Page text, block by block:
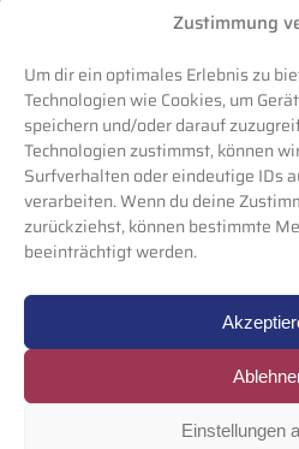
Zustimmung
Um dir ein optimales Erlebnis zu
Technologien wie Cookies, um
speichern und/oder darauf
Technologien zustimmst, können
Surfverhalten oder eindeutige IDs
verarbeiten. Wenn du deine
zurückziehst, können bestimmte
beeinträchtigt werden.
Einstellungen